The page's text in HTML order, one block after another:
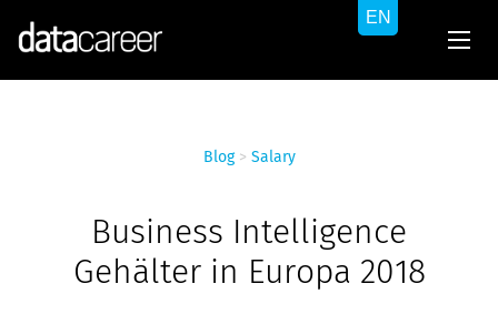
Blog> Salary
Business Intelligence
Gehälter in Europa 2018